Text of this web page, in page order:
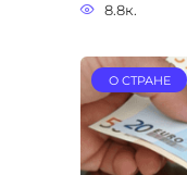
8.8к.
О СТРАНЕ